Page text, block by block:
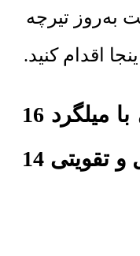
به‌روز تیرچه
اقدام کنید.
مشخصات تیرچه بتنی با میلگرد 16
و 16 با زیگزاگ 8 دوبل و تقویتی 14